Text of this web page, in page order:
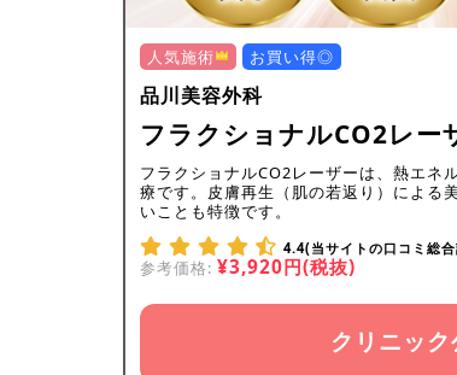
人気施術 お買い得◎
品川美容外科
フラクショナルCO2レー
フラクショナルCO2レーザーは、熱エネ
療です。皮膚再生（肌の若返り）による
いことも特徴です。
4.4(当サイトの口コミ総
参考価格: ¥3,920円(税抜)
クリニッ